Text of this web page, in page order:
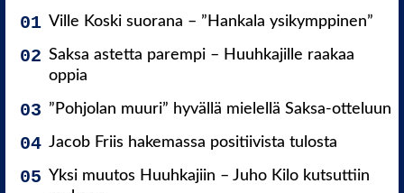
Ville Koski suorana – ”Hankala ysikymppinen”
Saksa astetta parempi – Huuhkajille raakaa
oppia
”Pohjolan muuri” hyvällä mielellä Saksa-otteluun
Jacob Friis hakemassa positiivista tulosta
Yksi muutos Huuhkajiin – Juho Kilo kutsuttiin